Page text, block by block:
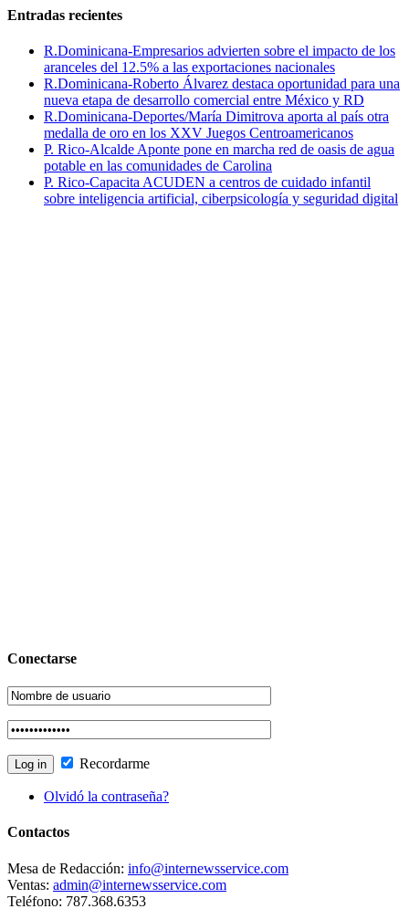
Entradas recientes
R.Dominicana-Empresarios advierten sobre el impacto de los
aranceles del 12.5% a las exportaciones nacionales
R.Dominicana-Roberto Álvarez destaca oportunidad para una
nueva etapa de desarrollo comercial entre México y RD
R.Dominicana-Deportes/María Dimitrova aporta al país otra
medalla de oro en los XXV Juegos Centroamericanos
P. Rico-Alcalde Aponte pone en marcha red de oasis de agua
potable en las comunidades de Carolina
P. Rico-Capacita ACUDEN a centros de cuidado infantil
sobre inteligencia artificial, ciberpsicología y seguridad digital
Conectarse
Recordarme
Olvidó la contraseña?
Contactos
Mesa de Redacción: info@internewsservice.com
Ventas: admin@internewsservice.com
Teléfono: 787.368.6353